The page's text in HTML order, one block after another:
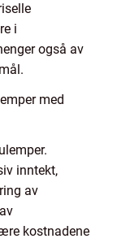
i
også av
med
inntekt,
av
kostnadene